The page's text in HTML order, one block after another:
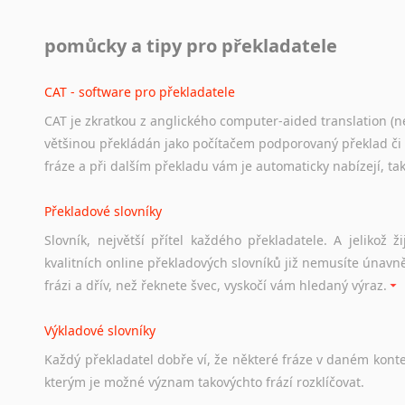
Odkazy poskytující cenné informace nekomerčního
Studium v Austrálii
Soubor odkazů užitečných všem, kteří uvažují o studiu v
a zázemí, australské univerzity a samozřejmě i osobní
Práce v Austrálii
Odkazy poskytující cenné informace nekomerčního
hledat práci na internetu případně osobní zkušenosti
Hledáte-li
práci
stejná obecná pravidla, jako pro český životopis. Tak dost
pomůcky a tipy pro překladatele
CAT - software pro překladatele
CAT je zkratkou z anglického computer-aided translation
většinou překládán jako počítačem podporovaný překlad
fráze a při dalším překladu vám je automaticky nabízejí,
Překladové slovníky
Slovník, největší přítel každého překladatele. A jelikož
kvalitních online překladových slovníků již nemusíte
frázi a dřív, než řeknete švec, vyskočí vám hledaný výraz.
Výkladové slovníky
Každý překladatel dobře ví, že některé fráze v daném
kterým je možné význam takovýchto frází rozklíčovat.